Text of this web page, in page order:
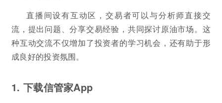
直播间设有互动区，交易者可以与分析师直接交
流，提出问题、分享交易经验，共同探讨原油市场。这
种互动交流不仅增加了投资者的学习机会，还有助于形
成良好的投资氛围。
1. 下载信管家App